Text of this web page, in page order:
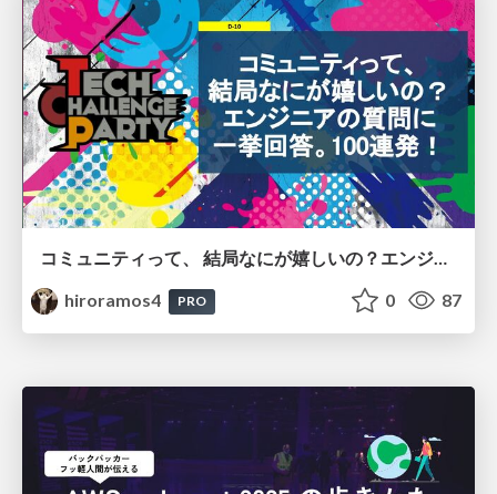
コミュニティって、 結局なにが嬉しいの？エンジニアの質問に 一挙回答。100連発！
hiroramos4
PRO 0 87